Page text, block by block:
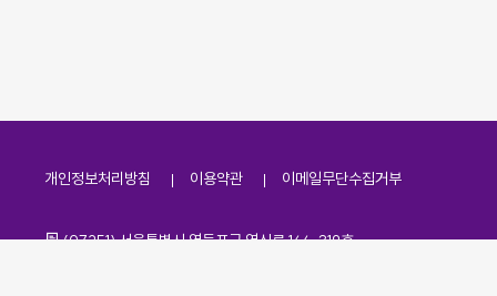
개인정보처리방침 이용약관 이메일무단수집거부
주소
(07251) 서울특별시 영등포구 영신로 166, 319호